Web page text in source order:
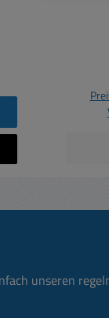
unseren